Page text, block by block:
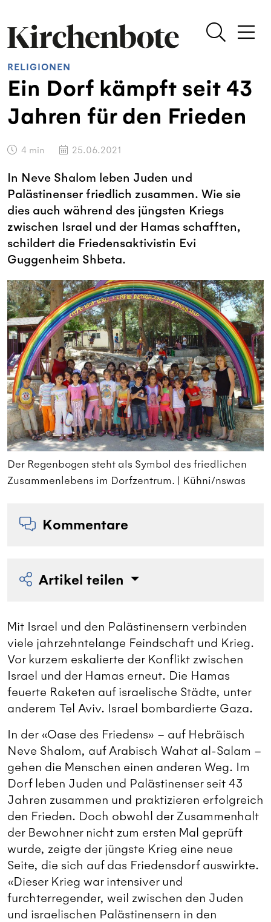
RELIGIONEN
Ein Dorf kämpft seit 43
Jahren für den Frieden
4 min 25.06.2021
In Neve Shalom leben Juden und
Palästinenser friedlich zusammen. Wie sie
dies auch während des jüngsten Kriegs
zwischen Israel und der Hamas schafften,
schildert die Friedensaktivistin Evi
Guggenheim Shbeta.
Der Regenbogen steht als Symbol des friedlichen
Zusammenlebens im Dorfzentrum. | Kühni/nswas
Kommentare
Artikel teilen
Mit Israel und den Palästinensern verbinden
viele jahrzehntelange Feindschaft und Krieg.
Vor kurzem eskalierte der Konflikt zwischen
Israel und der Hamas erneut. Die Hamas
feuerte Raketen auf israelische Städte, unter
anderem Tel Aviv. Israel bombardierte Gaza.
In der «Oase des Friedens» – auf Hebräisch
Neve Shalom, auf Arabisch Wahat al-Salam –
gehen die Menschen einen anderen Weg. Im
Dorf leben Juden und Palästinenser seit 43
Jahren zusammen und praktizieren erfolgreich
den Frieden. Doch obwohl der Zusammenhalt
der Bewohner nicht zum ersten Mal geprüft
wurde, zeigte der jüngste Krieg eine neue
Seite, die sich auf das Friedensdorf auswirkte.
«Dieser Krieg war intensiver und
furchterregender, weil zwischen den Juden
und israelischen Palästinensern in den